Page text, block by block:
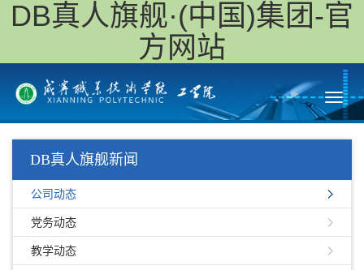
DB真人旗舰·(中国)集团-官
方网站
DB真人旗舰新闻
公司动态
党务动态
教学动态